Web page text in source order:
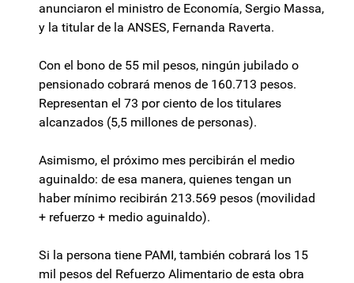
anunciaron el ministro de Economía, Sergio Massa,
y la titular de la ANSES, Fernanda Raverta.
Con el bono de 55 mil pesos, ningún jubilado o
pensionado cobrará menos de 160.713 pesos.
Representan el 73 por ciento de los titulares
alcanzados (5,5 millones de personas).
Asimismo, el próximo mes percibirán el medio
aguinaldo: de esa manera, quienes tengan un
haber mínimo recibirán 213.569 pesos (movilidad
+ refuerzo + medio aguinaldo).
Si la persona tiene PAMI, también cobrará los 15
mil pesos del Refuerzo Alimentario de esta obra